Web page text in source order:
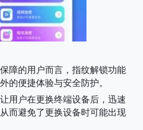
障的用户而言，指纹解锁功能
的便捷体验与安全防护。
用户在更换终端设备后，迅速
而避免了更换设备时可能出现